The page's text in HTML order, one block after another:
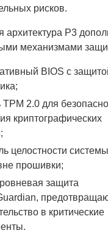
рисков.
архитектура P3
механизмами
BIOS с
TPM 2.0 для
криптографических
целостности системы
прошивки;
защита
в критические